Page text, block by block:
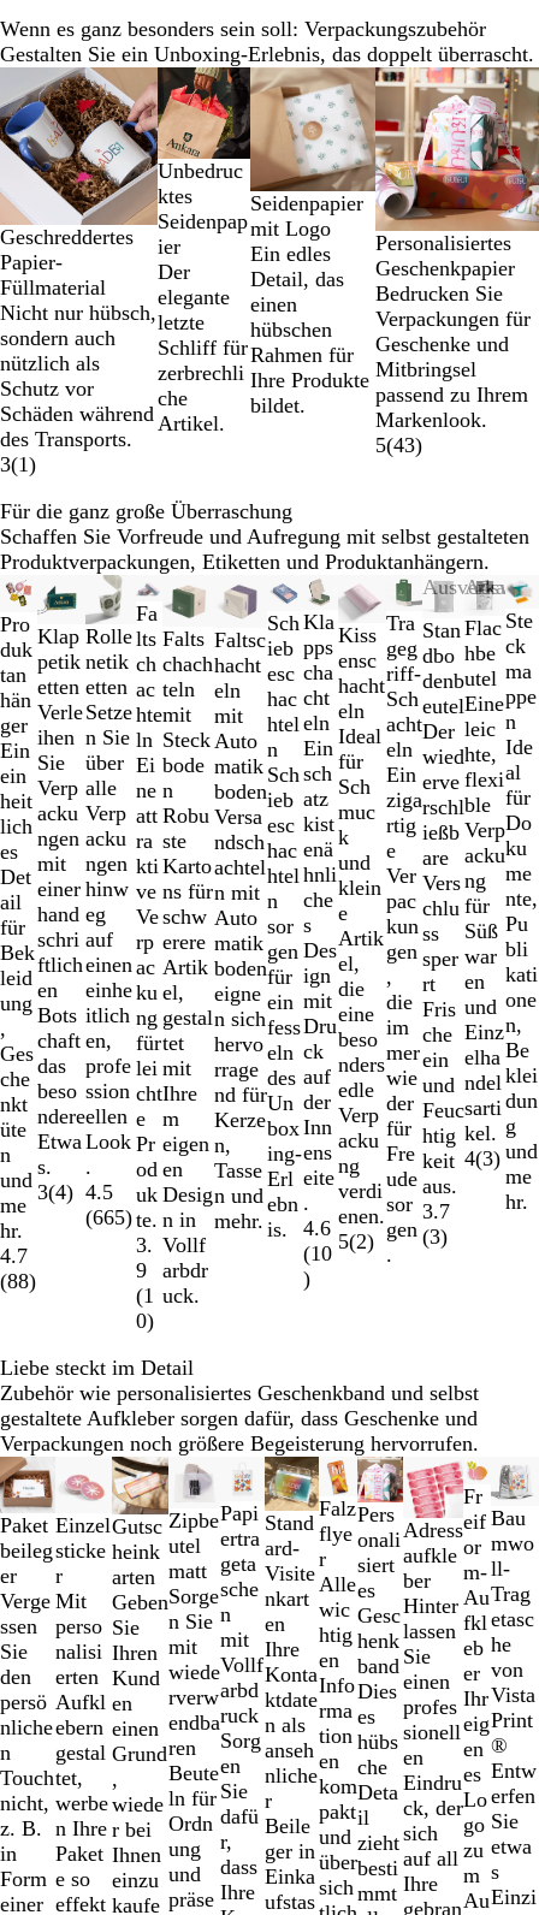
Wenn es ganz besonders sein soll: Verpackungszubehör
Gestalten Sie ein Unboxing-Erlebnis, das doppelt überrascht.
Geschreddertes
Papier-
Füllmaterial
Nicht nur hübsch,
sondern auch
nützlich als
Schutz vor
Schäden während
des Transports.
3(1)
Unbedruc
ktes
Seidenpap
ier
Der
elegante
letzte
Schliff für
zerbrechli
che
Artikel.
Seidenpapier
mit Logo
Ein edles
Detail, das
einen
hübschen
Rahmen für
Ihre Produkte
bildet.
Personalisiertes
Geschenkpapier
Bedrucken Sie
Verpackungen für
Geschenke und
Mitbringsel
passend zu Ihrem
Markenlook.
5(43)
Galeriebilder
1
bis
2
4
Für die ganz große Überraschung
Schaffen Sie Vorfreude und Aufregung mit selbst gestalteten
Produktverpackungen, Etiketten und Produktanhängern.
Pro
duk
tan
hän
ger
Ein
ein
heit
lich
es
Det
ail
für
Bek
leid
ung
,
Ges
che
nkt
üte
n
und
me
hr.
4.7
(88)
Klap
petik
etten
Verle
ihen
Sie
Verp
acku
ngen
mit
einer
hand
schri
ftlich
en
Bots
chaft
das
beso
ndere
Etwa
s.
3(4)
Neue Optionen
Rolle
netik
etten
Setze
n Sie
über
alle
Verp
acku
ngen
hinw
eg
auf
einen
einhe
itlich
en,
profe
ssion
ellen
Look
.
4.5
(665)
Fa
lts
ch
ac
hte
ln
Ei
ne
att
ra
kti
ve
Ve
rp
ac
ku
ng
für
lei
cht
e
Pr
od
uk
te.
3.
9
(1
0)
Falts
chach
teln
mit
Steck
bode
n
Robu
ste
Karto
ns für
schw
erere
Artik
el,
gestal
tet
mit
Ihre
m
eigen
en
Desig
n in
Vollf
arbdr
uck.
Faltsc
hacht
eln
mit
Auto
matik
boden
Versa
ndsch
achtel
n mit
Auto
matik
boden
eigne
n sich
hervo
rrage
nd für
Kerze
n,
Tasse
n und
mehr.
Sch
ieb
esc
hac
htel
n
Sch
ieb
esc
hac
htel
n
sor
gen
für
ein
fess
eln
des
Un
box
ing-
Erl
ebn
is.
Kla
pps
cha
cht
eln
Ein
sch
atz
kist
enä
hnli
che
s
Des
ign
mit
Dru
ck
auf
der
Inn
ens
eite
.
4.6
(10
)
Kiss
ensc
hacht
eln
Ideal
für
Sch
muc
k
und
klein
e
Artik
el,
die
eine
beso
nders
edle
Verp
acku
ng
verdi
enen.
5(2)
Tra
geg
riff-
Sch
acht
eln
Ein
ziga
rtig
e
Ver
pac
kun
gen
,
die
im
mer
wie
der
für
Fre
ude
sor
gen
.
Ausverkauft
Stan
dbo
denb
eutel
Der
wied
erve
rschl
ießb
are
Vers
chlu
ss
sper
rt
Fris
che
ein
und
Feuc
htig
keit
aus.
3.7
(3)
Flac
hbe
utel
Eine
leic
hte,
flexi
ble
Verp
acku
ng
für
Süß
war
en
und
Einz
elha
ndel
sarti
kel.
4(3)
Ste
ck
ma
ppe
n
Ide
al
für
Do
ku
me
nte,
Pu
bli
kati
one
n,
Be
klei
dun
g
und
me
hr.
Galeriebilder
1
bis
2
von
13
Liebe steckt im Detail
Zubehör wie personalisiertes Geschenkband und selbst
gestaltete Aufkleber sorgen dafür, dass Geschenke und
Verpackungen noch größere Begeisterung hervorrufen.
Paket
beileg
er
Verge
ssen
Sie
den
persö
nliche
n
Touch
nicht,
z. B.
in
Form
einer
Neue Optionen
Einzel
sticke
r
Mit
perso
nalisi
erten
Aufkl
ebern
gestal
tet,
werbe
n Ihre
Paket
e so
effekt
Gutsc
heink
arten
Geben
Sie
Ihren
Kund
en
einen
Grund
,
wiede
r bei
Ihnen
einzu
kaufe
Zipbe
utel
matt
Sorge
n Sie
mit
wiede
rverw
endba
ren
Beute
ln für
Ordn
ung
und
präse
Papi
ertra
geta
sche
n
mit
Vollf
arbd
ruck
Sorg
en
Sie
dafü
r,
dass
Ihre
Stand
ard-
Visite
nkart
en
Ihre
Konta
ktdate
n als
anseh
nliche
r
Beile
ger in
Einka
ufstas
Falz
flye
r
Alle
wic
htig
en
Info
rma
tion
en
kom
pakt
und
über
sich
Pers
onali
siert
es
Gesc
henk
band
Dies
es
hübs
che
Deta
il
zieht
besti
mmt
Adress
aufkle
ber
Hinter
lassen
Sie
einen
profes
sionell
en
Eindru
ck, der
sich
auf all
Ihre
gebran
Neue
Fr
eif
or
m-
Au
fkl
eb
er
Ihr
eig
en
es
Lo
go
zu
m
Au
Bau
mwo
ll-
Trag
etasc
he
von
Vista
Print
®
Entw
erfen
Sie
etwa
s
Einzi
Galeriebilder
1
bis
2
von
11